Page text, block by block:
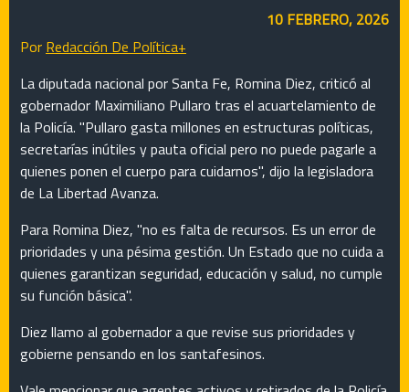
10 FEBRERO, 2026
Por Redacción De Política+
La diputada nacional por Santa Fe, Romina Diez, criticó al
gobernador Maximiliano Pullaro tras el acuartelamiento de
la Policía. "Pullaro gasta millones en estructuras políticas,
secretarías inútiles y pauta oficial pero no puede pagarle a
quienes ponen el cuerpo para cuidarnos", dijo la legisladora
de La Libertad Avanza.
Para Romina Diez, "no es falta de recursos. Es un error de
prioridades y una pésima gestión. Un Estado que no cuida a
quienes garantizan seguridad, educación y salud, no cumple
su función básica".
Diez llamo al gobernador a que revise sus prioridades y
gobierne pensando en los santafesinos.